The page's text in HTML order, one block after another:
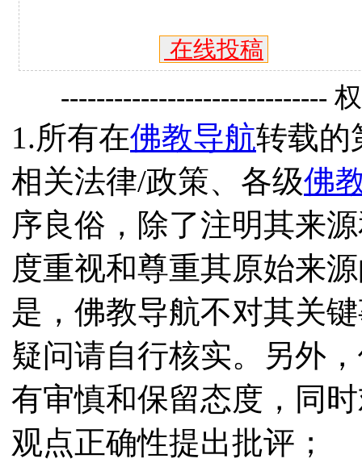
在线投稿
------------------------------
1.所有在佛教导航转载的
相关法律/政策、各级佛
序良俗，除了注明其来
度重视和尊重其原始来
是，佛教导航不对其关
疑问请自行核实。另外
有审慎和保留态度，同
观点正确性提出批评；